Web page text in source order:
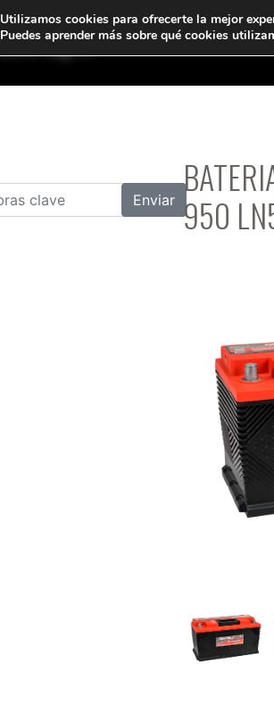
<
Buscar por:
950
Utilizamos cookies para ofrecerte la mejor
Puedes aprender más sobre qué cookies